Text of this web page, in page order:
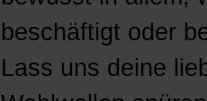
beschäftigt oder
Lass uns deine